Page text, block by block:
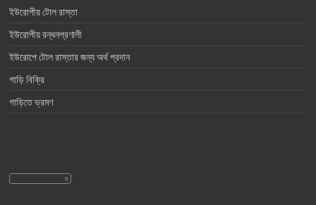
ইউরোপীয় টোল রাস্তা
ইউরোপীয় রন্ধনপ্রণালী
ইউরোপে টোল রাস্তার জন্য অর্থ প্রদান
গাড়ি বিক্রি
গাড়িতে ভ্রমণ